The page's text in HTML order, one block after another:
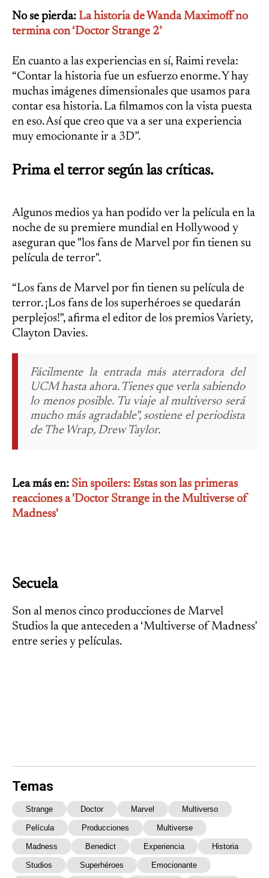
No se pierda: La historia de Wanda Maximoff no
termina con ‘Doctor Strange 2’
En cuanto a las experiencias en sí, Raimi revela:
“Contar la historia fue un esfuerzo enorme. Y hay
muchas imágenes dimensionales que usamos para
contar esa historia. La filmamos con la vista puesta
en eso. Así que creo que va a ser una experiencia
muy emocionante ir a 3D”.
Prima el terror según las críticas.
Algunos medios ya han podido ver la película en la
noche de su premiere mundial en Hollywood y
aseguran que "los fans de Marvel por fin tienen su
película de terror".
“Los fans de Marvel por fin tienen su película de
terror. ¡Los fans de los superhéroes se quedarán
perplejos!", afirma el editor de los premios Variety,
Clayton Davies.
Fácilmente la entrada más aterradora del
UCM hasta ahora. Tienes que verla sabiendo
lo menos posible. Tu viaje al multiverso será
mucho más agradable", sostiene el periodista
de The Wrap, Drew Taylor.
Lea más en: Sin spoilers: Estas son las primeras
reacciones a 'Doctor Strange in the Multiverse of
Madness'
Secuela
Son al menos cinco producciones de Marvel
Studios la que anteceden a ‘Multiverse of Madness’
entre series y películas.
Temas
Strange Doctor Marvel Multiverso
Película Producciones Multiverse
Madness Benedict Experiencia Historia
Studios Superhéroes Emocionante